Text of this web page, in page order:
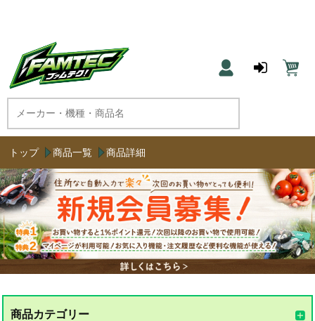
トップ 商品一覧 商品詳細
商品カテゴリー